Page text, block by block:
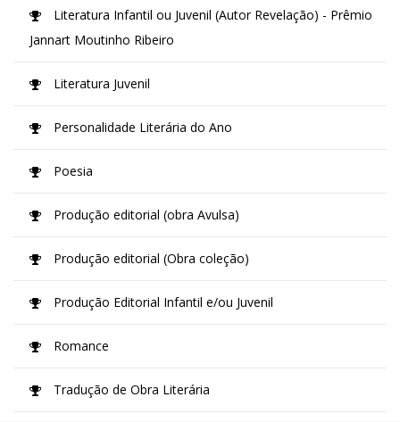
Literatura Infantil ou Juvenil (Autor Revelação) - Prêmio
Jannart Moutinho Ribeiro
Literatura Juvenil
Personalidade Literária do Ano
Poesia
Produção editorial (obra Avulsa)
Produção editorial (Obra coleção)
Produção Editorial Infantil e/ou Juvenil
Romance
Tradução de Obra Literária